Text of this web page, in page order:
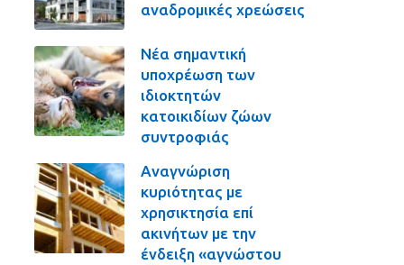
αναδρομικές χρεώσεις
Νέα σημαντική
υποχρέωση των
ιδιοκτητών
κατοικιδίων ζώων
συντροφιάς
Αναγνώριση
κυριότητας με
χρησικτησία επί
ακινήτων με την
ένδειξη «αγνώστου